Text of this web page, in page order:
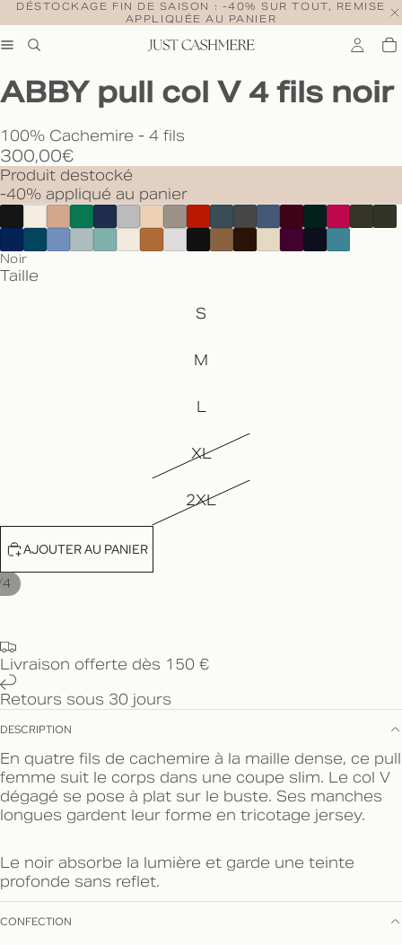
DÉSTOCKAGE FIN DE SAISON : -40% SUR TOUT, REMISE
APPLIQUÉE AU PANIER
4
ABBY pull col V 4 fils noir
100% Cachemire - 4 fils
300,00€
Produit destocké
-40% appliqué au panier
Noir
Taille
S
M
L
XL
2XL
AJOUTER AU PANIER
Livraison offerte dès 150 €
Retours sous 30 jours
DESCRIPTION
En quatre fils de cachemire à la maille dense, ce pull
femme suit le corps dans une coupe slim. Le col V
dégagé se pose à plat sur le buste. Ses manches
longues gardent leur forme en tricotage jersey.
Le noir absorbe la lumière et garde une teinte
profonde sans reflet.
CONFECTION